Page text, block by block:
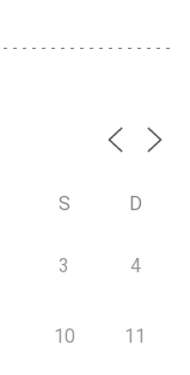
S D
3 4
10 11